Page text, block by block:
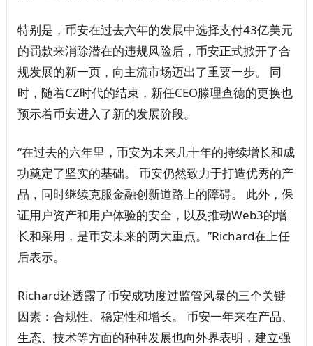
特别是，币安在过去六年的发展中选择支付43亿美元
的罚款来消除潜在的违规风险后，币安正式掀开了合
规发展的新一页，向主流市场迈出了重要一步。 同
时，随着CZ时代的结束，新任CEO滕理查德的更换也
预示着币安进入了新的发展阶段。
“在过去的六年里，币安为未来几十年的持续增长和成
功奠定了坚实的基础。 币安仍然致力于打造优秀的产
品，同时继续克服金融创新道路上的障碍。 此外，保
证用户资产和用户体验的安全，以及推动Web3的增
长和采用，是币安未来的两大重点。”Richard在上任
后表示。
Richard还透露了币安成功度过监管风暴的三个关键
因素：合规性、稳定性和增长。 币安一年来在产品、
生态、技术等方面的种种发展也向外界表明，建立强